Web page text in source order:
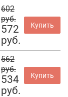
602
руб.
572
руб.
Купить
562
руб.
534
руб.
Купить